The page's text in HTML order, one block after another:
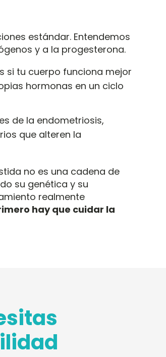
estándar. Entendemos
y a la progesterona.
si tu cuerpo funciona mejor
hormonas en un ciclo
de la endometriosis,
que alteren la
no es una cadena de
su genética y su
realmente
hay que cuidar la